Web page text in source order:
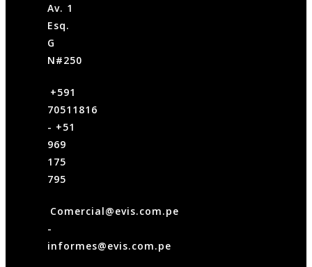
Av. 1
Esq.
G
N#250
‪+591
70511816‬
- +51
969
175
795
Comercial@evis.com.pe
-
informes@evis.com.pe